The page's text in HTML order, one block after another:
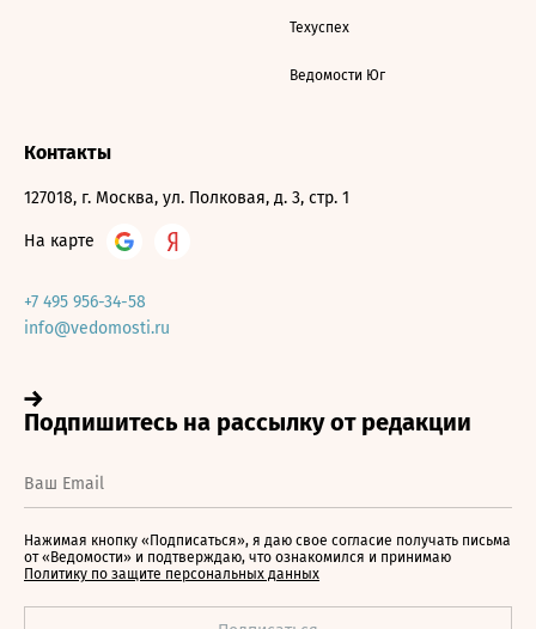
Техуспех
Ведомости Юг
Контакты
127018, г. Москва, ул. Полковая, д. 3, стр. 1
На карте
+7 495 956-34-58
info@vedomosti.ru
Нажимая кнопку «Подписаться», я даю свое согласие получать письма
от «Ведомости» и подтверждаю, что ознакомился и принимаю
Политику по защите персональных данных